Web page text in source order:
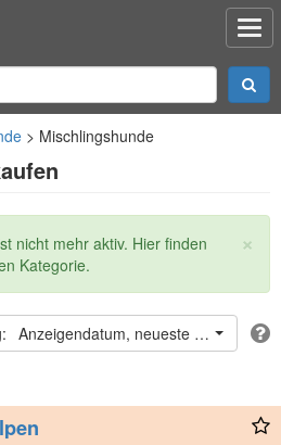
Mischlingshunde
×
nicht mehr aktiv. Hier finden
Kategorie.
Anzeigendatum, neueste oben